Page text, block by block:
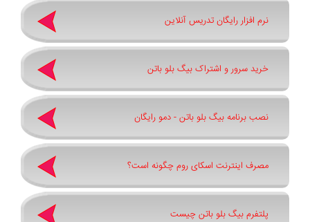
نرم افزار رایگان تدریس آنلاین
خرید سرور و اشتراک بیگ بلو باتن
نصب برنامه بیگ بلو باتن - دمو رایگان
مصرف اینترنت اسکای روم چگونه است؟
پلتفرم بیگ بلو باتن چیست